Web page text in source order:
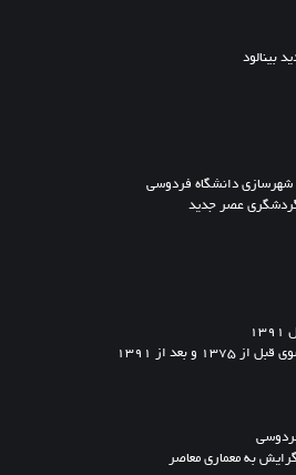
بینالود
شهرسازی دانشگاه فردوسی
گردشگری عصر جدید
بعد از 1391